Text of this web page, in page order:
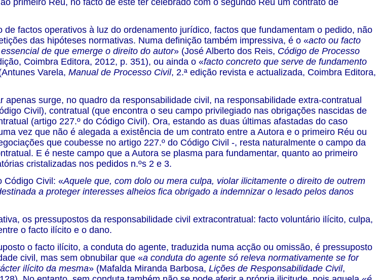
primeiro Réu, no facto de este ter celebrado com o segundo Réu um contrato de
de factos operativos à luz do ordenamento jurídico, factos que fundamentam o pedido, não
das hipóteses normativas. Numa definição também impressiva, é o «acto ou facto
de que emerge o direito do autor» (José Alberto dos Reis, Código de Processo
Coimbra Editora, 2012, p. 351), ou ainda o «facto concreto que serve de fundamento
Varela, Manual de Processo Civil, 2.ª edição revista e actualizada, Coimbra Editora,
apenas surge, no quadro da responsabilidade civil, na responsabilidade extra-contratual
Civil), contratual (que encontra o seu campo privilegiado nas obrigações nascidas de
(artigo 227.º do Código Civil). Ora, estando as duas últimas afastadas do caso
vez que não é alegada a existência de um contrato entre a Autora e o primeiro Réu ou
que coubesse no artigo 227.º do Código Civil -, resta naturalmente o campo da
E é neste campo que a Autora se plasma para fundamentar, quanto ao primeiro
cristalizadas nos pedidos n.ºs 2 e 3.
Código Civil: «Aquele que, com dolo ou mera culpa, violar ilicitamente o direito de outrem
a proteger interesses alheios fica obrigado a indemnizar o lesado pelos danos
os pressupostos da responsabilidade civil extracontratual: facto voluntário ilícito, culpa,
o facto ilícito e o dano.
o facto ilícito, a conduta do agente, traduzida numa acção ou omissão, é pressuposto
civil, mas sem obnubilar que «a conduta do agente só releva normativamente se for
ilícito da mesma» (Mafalda Miranda Barbosa, Lições de Responsabilidade Civil,